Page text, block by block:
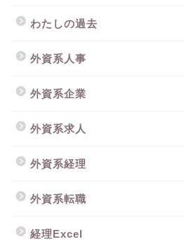
わたしの過去
外資系人事
外資系企業
外資系求人
外資系経理
外資系転職
経理Excel